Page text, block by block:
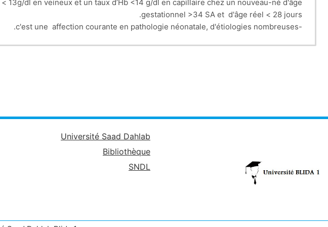
13g/dl en veineux et un taux d’Hb <14 g/dl en capillaire chez un nouveau-né d'âge
gestationnel >34 SA et d'âge réel < 28 jours.
-c'est une affection courante en pathologie néonatale, d'é
tiologies nombreuses.
Université Saad Dahlab
Bibliothèque
SNDL